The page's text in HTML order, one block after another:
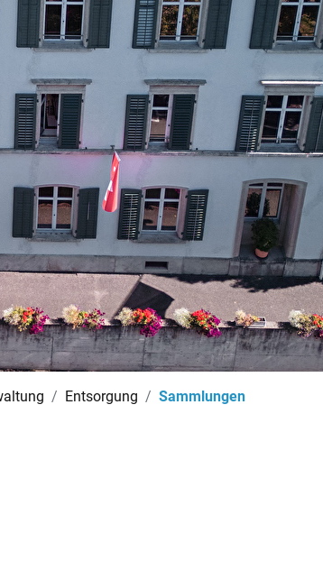
Entsorgung Sammlungen(ausgewählt)